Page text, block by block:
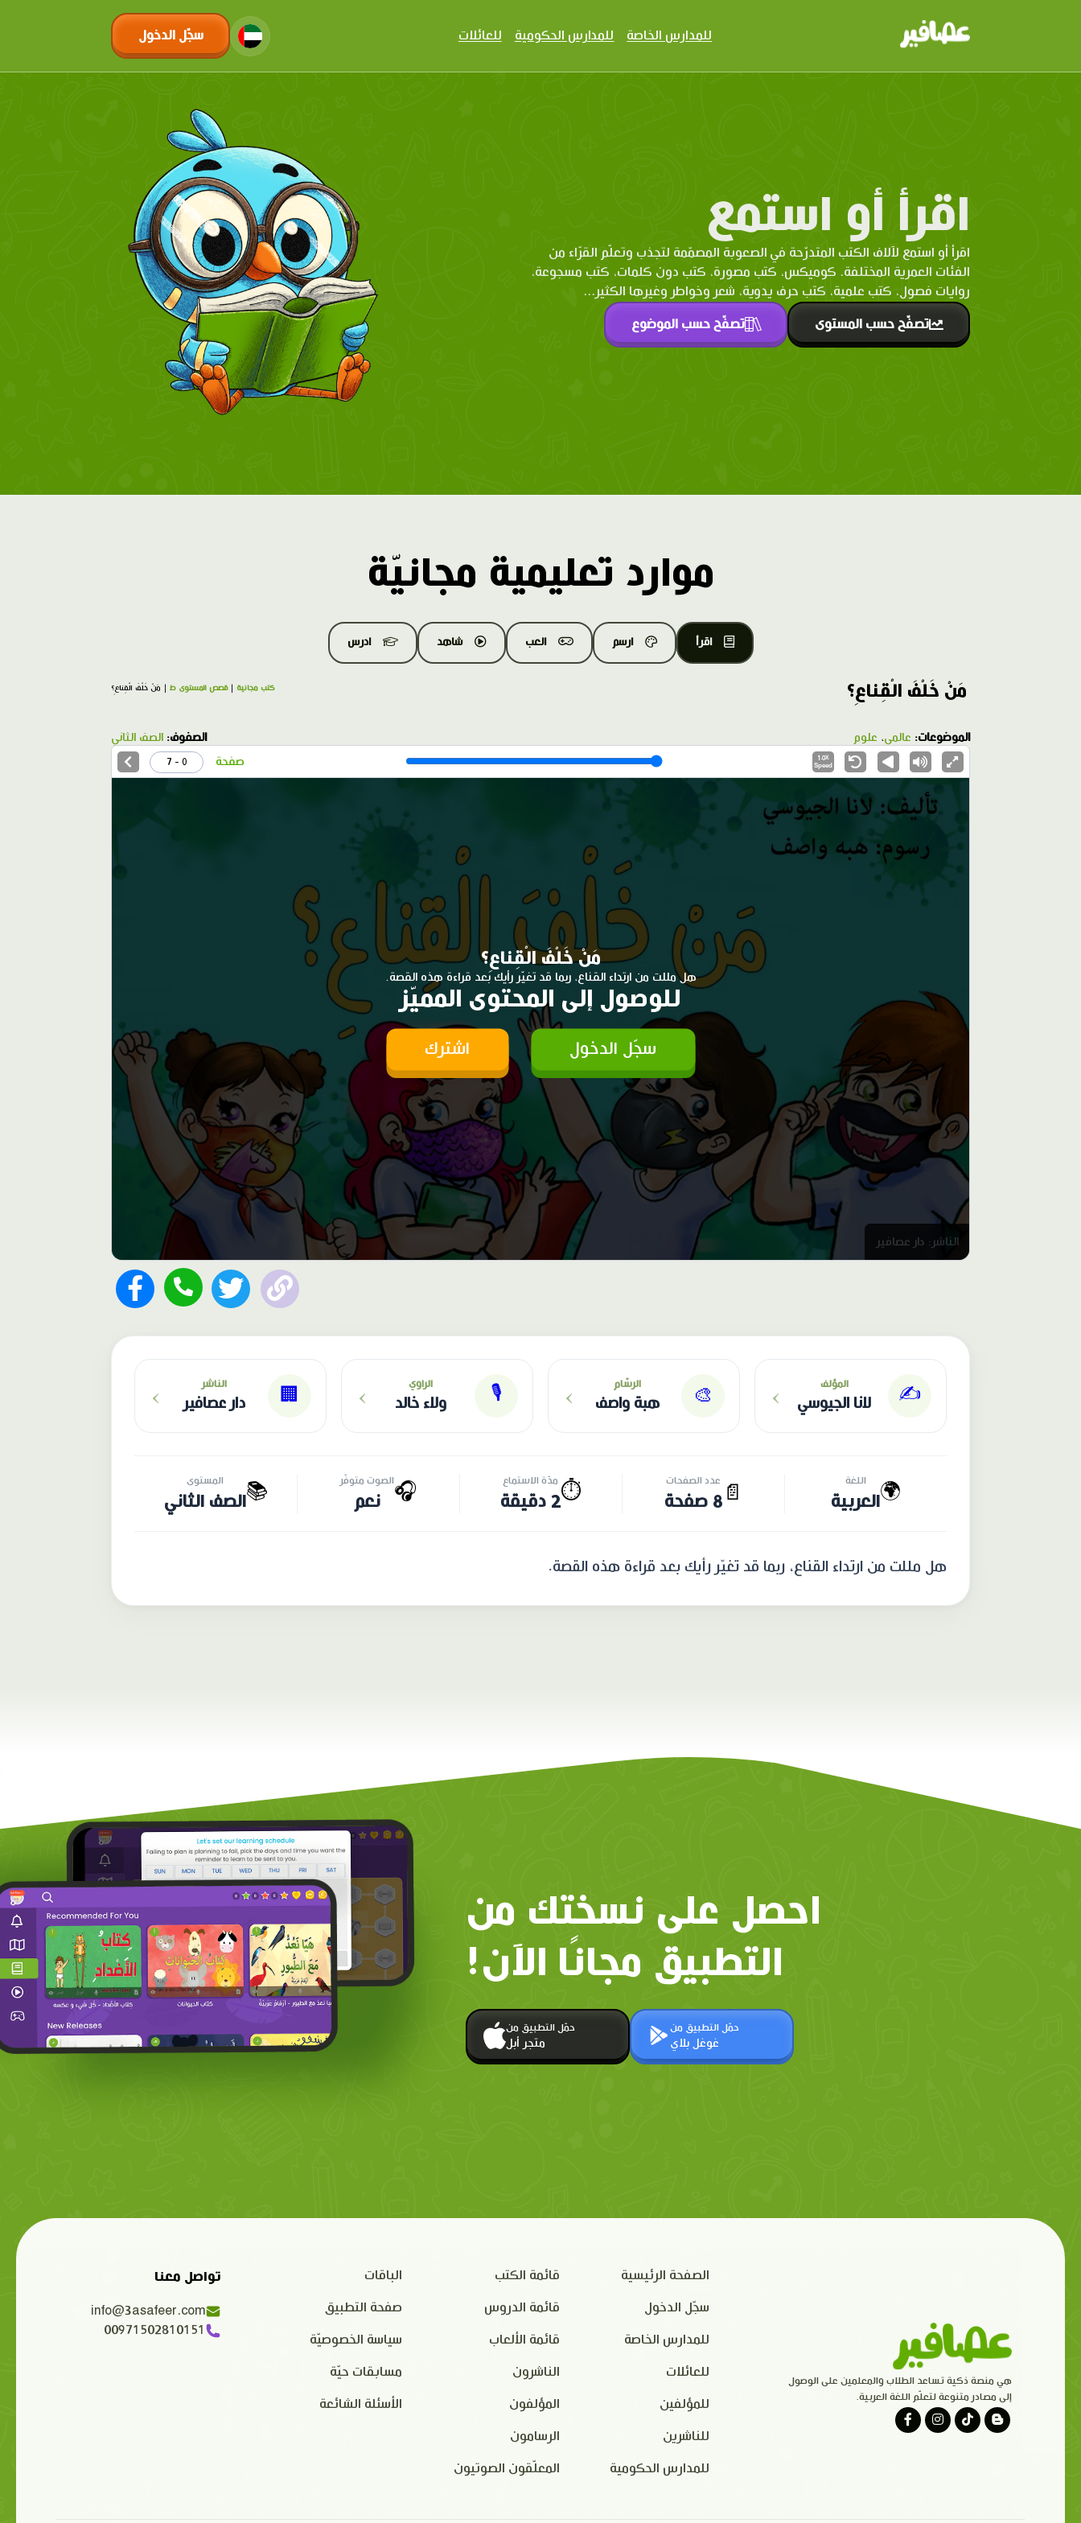
للمدارس الخاصة للمدارس الحكومية للعائلات سجّل الدخول
اقرأ أو استمع
اقرأ أو استمع لآلاف الكتب المتدرّحة في الصعوبة المصمّمة لتجذب وتعلّم القرّاء من
الفئات العمرية المختلفة. كوميكس، كتب مصورة، كتب دون كلمات، كتب مسجوعة،
روايات فصول، كتب علمية، كتب حرف يدوية، شعر وخواطر وغيرها الكثير...
تصفّح حسب المستوى تصفّح حسب الموضوع
موارد تعليمية مجانيّة
اقرأ ارسم العب شاهد ادرس
مَنْ خَلْفَ الْقِناعِ؟ كتب مجانية |قصص المستوى ط | مَنْ خَلْفَ الْقِناعِ؟
الموضوعات: عالمي، علوم الصفوف: الصف الثاني
1.0X
Speed
صفحة 0 - 7
مَنْ خَلْفَ الْقِناعِ؟
هل مللت من ارتداء القناع، ربما قد تغيّر رأيك بعد قراءة هذه القصة.
للوصول إلى المحتوى المميّز
سجّل الدخول اشترك
الناشر: دار عصافير
✍️ المؤلف
لانا الجيوسي ›
🎨
الرسّام
هبة واصف ›
🎙 الراوي
ولاء خالد ›
🏢
الناشر
دار عصافير ›
🌍 اللغة
العربية 📄
عدد الصفحات
8 صفحة ⏱️ مدّة الاستماع
2 دقيقة 🎧الصوت متوفّر
نعم 📚 المستوى
الصف الثاني
هل مللت من ارتداء القناع، ربما قد تغيّر رأيك بعد قراءة هذه القصة.
احصل على نسختك من
التطبيق مجانًا الآن!
حمّل التطبيق من
متجر أبل
حمّل التطبيق من
غوغل بلاي
هي منصة ذكية تساعد الطلاب والمعلمين على الوصول
إلى مصادر متنوعة لتعلّم اللغة العربية.
الصفحة الرئيسية
سجّل الدخول
للمدارس الخاصة
للعائلات
للمؤلفين
للناشرين
للمدارس الحكومية
قائمة الكتب
قائمة الدروس
قائمة الألعاب
الناشرون
المؤلفون
الرسامون
المعلّقون الصوتيون
الباقات
صفحة التطبيق
سياسة الخصوصيّة
مسابقات حيّة
الأسئلة الشائعة
تواصل معنا
info@3asafeer.com
00971502810151